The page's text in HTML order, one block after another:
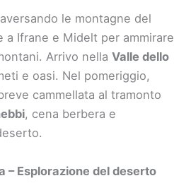
le montagne del
a Ifrane e Midelt per ammirare
Arrivo nella Valle dello
e oasi. Nel pomeriggio,
cammellata al tramonto
, cena berbera e
– Esplorazione del deserto